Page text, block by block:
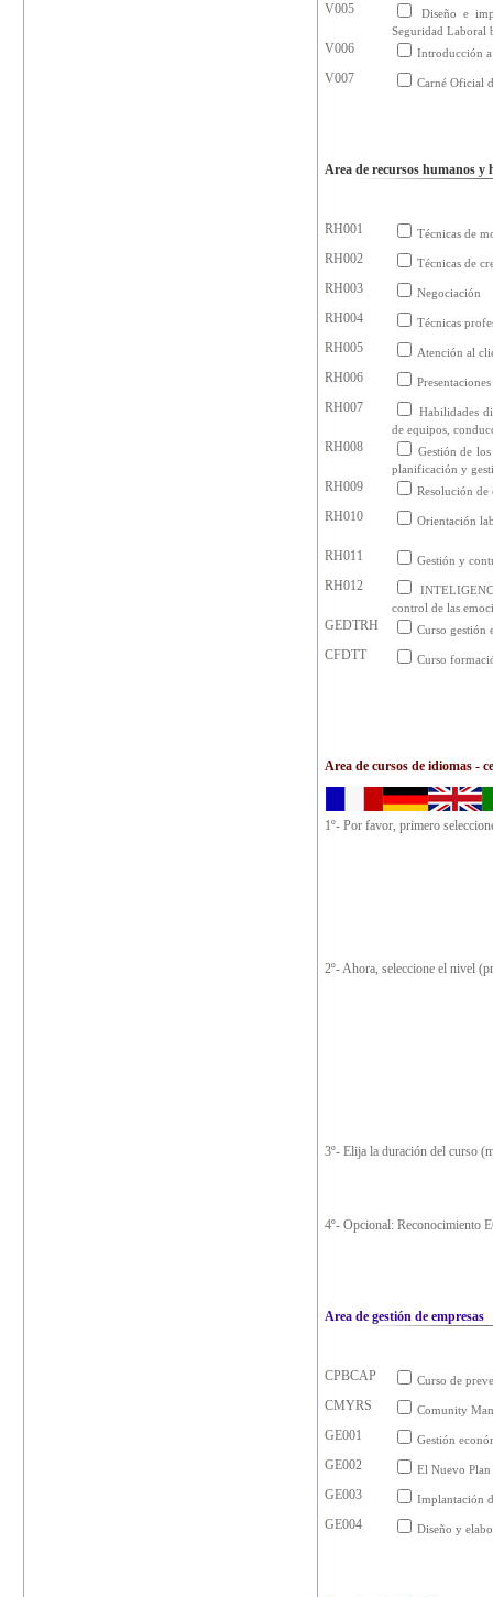
V005
Diseño e
Seguridad Laboral
V006 Introducción
V007 Carné Oficial
Area de recursos humanos y
RH001 Técnicas de
RH002 Técnicas de
RH003 Negociación
RH004 Técnicas
RH005 Atención al
RH006
RH007
Habilidades
de equipos,
RH008
Gestión de
planificación y
RH009 Resolución
RH010 Orientación
RH011 Gestión y
RH012
control de las
GEDTRH Curso gestión
CFDTT Curso
Area de cursos de idiomas -
1º- Por favor, primero
2º- Ahora, seleccione el nivel
3º- Elija la duración del curso
4º- Opcional: Reconocimiento
Area de gestión de empresas
CPBCAP Curso de
CMYRS Comunity
GE001 Gestión
GE002 El Nuevo
GE003 Implantación
GE004 Diseño y